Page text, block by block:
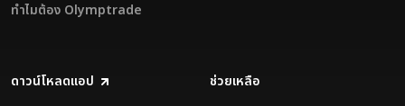
ทำไมต้อง Olymptrade
ดาวน์โหลดแอป
ช่วยเหลือ